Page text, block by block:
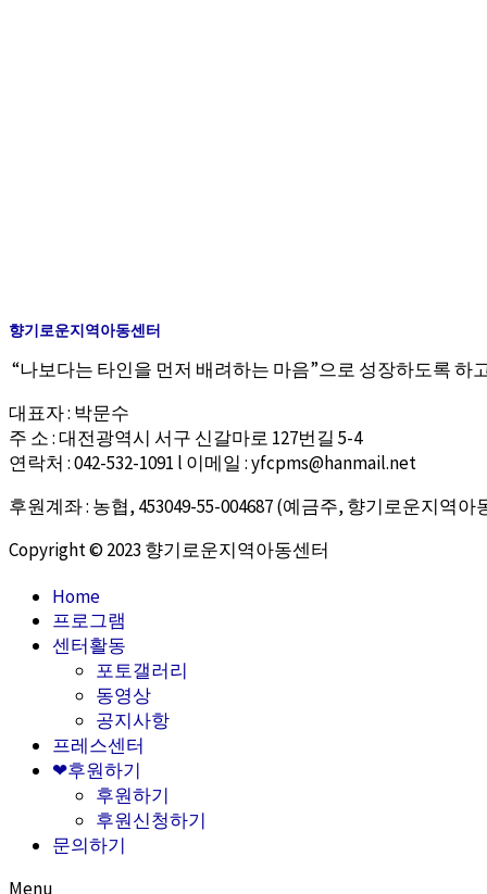
향기로운지역아동센터
“나보다는 타인을 먼저 배려하는 마음”으로 성장하도록
대표자 : 박문수
주 소 : 대전광역시 서구 신갈마로 127번길 5-4
연락처 : 042-532-1091 l 이메일 : yfcpms@hanmail.net
후원계좌 : 농협, 453049-55-004687 (예금주, 향기로운지역아
Copyright © 2023 향기로운지역아동센터
Home
프로그램
센터활동
포토갤러리
동영상
공지사항
프레스센터
❤후원하기
후원하기
후원신청하기
문의하기
Menu